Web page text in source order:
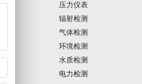
压力仪表
辐射检测
气体检测
环境检测
水质检测
电力检测